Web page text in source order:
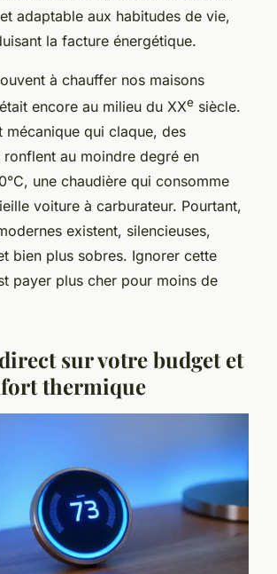
adaptable aux habitudes de vie,
la facture énergétique.
à chauffer nos maisons
encore au milieu du XXe siècle.
mécanique qui claque, des
ronflent au moindre degré en
une chaudière qui consomme
voiture à carburateur. Pourtant,
existent, silencieuses,
bien plus sobres. Ignorer cette
payer plus cher pour moins de
sur votre budget et
thermique